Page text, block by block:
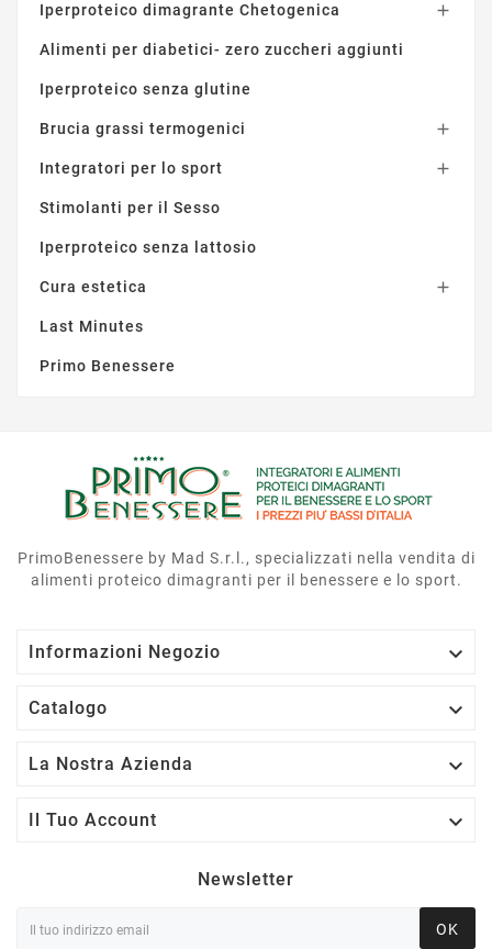
Iperproteico dimagrante Chetogenica 
Alimenti per diabetici- zero zuccheri aggiunti
Iperproteico senza glutine
Brucia grassi termogenici 
Integratori per lo sport 
Stimolanti per il Sesso
Iperproteico senza lattosio
Cura estetica 
Last Minutes
Primo Benessere
PrimoBenessere by Mad S.r.l., specializzati nella vendita di
alimenti proteico dimagranti per il benessere e lo sport.
Informazioni Negozio 
Catalogo 
La Nostra Azienda 
Il Tuo Account 
Newsletter
OK